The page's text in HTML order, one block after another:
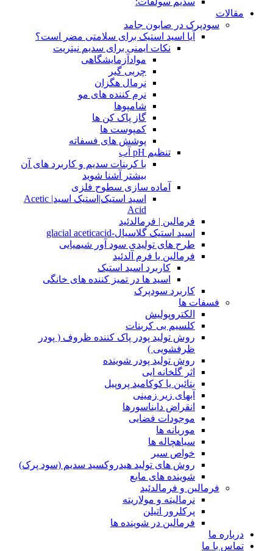
مقالات
سودپرک در صابون جامد
آیا اسید استیک برای سلامتی مضر است؟
نکات ایمنی برای سدیم نیتریت
موادآزمایشگاهی
چربی گیر
نرمال هگزان
نرم کننده های مو
شامپوها
گاز پاک کن ها
کمپوست ها
پوشش های فسفاته
تنظیم pH آب
با کربنات سدیم و کاربرد های آن
بیشتر آشنا شوید
آماده سازی سطوح فلزی
اسید استیک|استیک اسید| Acetic
Acid
فرمالین | فرمالدئید
اسید استیک گلاسیال-glacial aceticacid
طرح های تولیدی سود آور شیمیایی
فرمالین یا فرم آلدئید
کاربرد اسید استیک
اسید ها در تمیز کننده های خانگی
کاربرد سودپرک
فسفات ها
الکتروپولیش
کلسیم بی کربنات
روش تولید پودر پاک کننده ظروف ( پودر
ظرفشویی )
روش تولید پودر شوینده
اثر گلخانه ایی
بتائین یا کوکامید پروپیل
آبهای زیر زمینی
انقراض دایناسورها
موجودات فضایی
موریانه ها
سیاهچاله ها
خواص سیر
روش های تولید هیدروکسید سدیم (سود پرک)
شوینده های مایع
فرمالین و فرمالدئید
نرمالیته و مولاریته
پرکلرور اتیلن
فرمالین در شوینده ها
درباره ما
تماس با ما